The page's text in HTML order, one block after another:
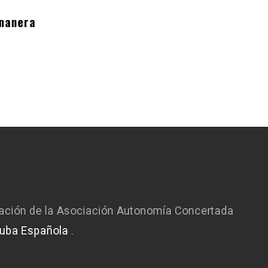
de la Asociación Autonomía Concertada
Española .